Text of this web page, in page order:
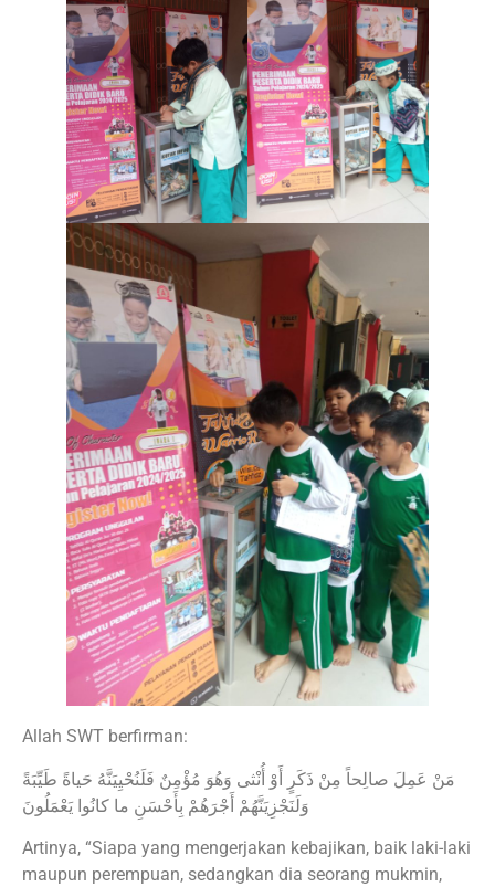
Allah SWT berfirman:
مَنْ عَمِلَ صالِحاً مِنْ ذَكَرٍ أَوْ أُنْثى وَهُوَ مُؤْمِنٌ فَلَنُحْيِيَنَّهُ حَياةً طَيِّبَةً
Artinya, “Siapa yang mengerjakan kebajikan, baik laki-laki
maupun perempuan, sedangkan dia seorang mukmin,